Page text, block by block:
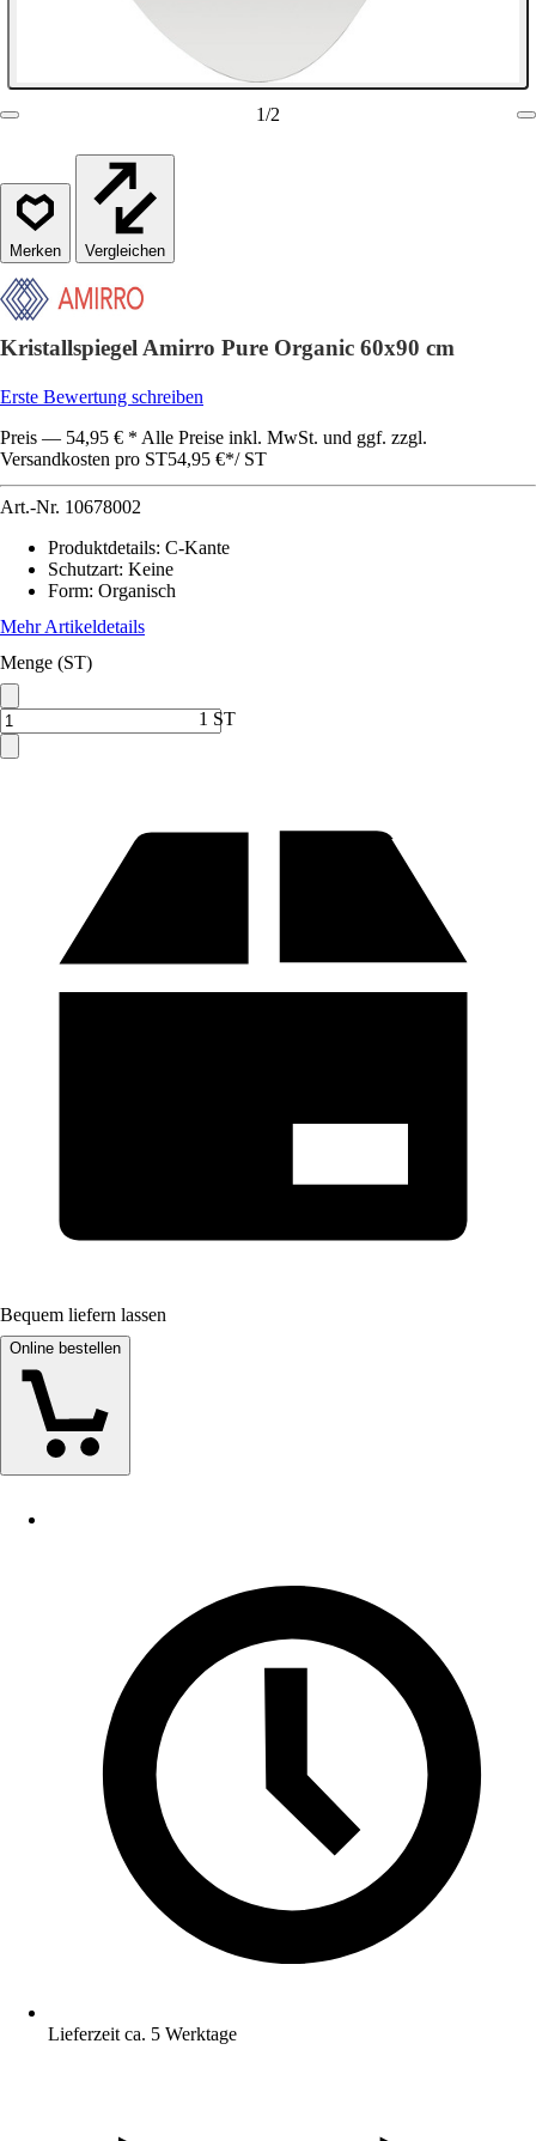
1/2
Vergleichen
Kristallspiegel Amirro Pure Organic 60x90 cm
Erste Bewertung schreiben
Preis — 54,95 € * Alle Preise inkl. MwSt. und ggf. zzgl.
Versandkosten pro ST54,95 €*/ ST
Art.-Nr. 10678002
Produktdetails: C-Kante
Schutzart: Keine
Form: Organisch
Mehr Artikeldetails
Menge (ST)
1 ST
Bequem liefern lassen
Online bestellen
Lieferzeit ca. 5 Werktage